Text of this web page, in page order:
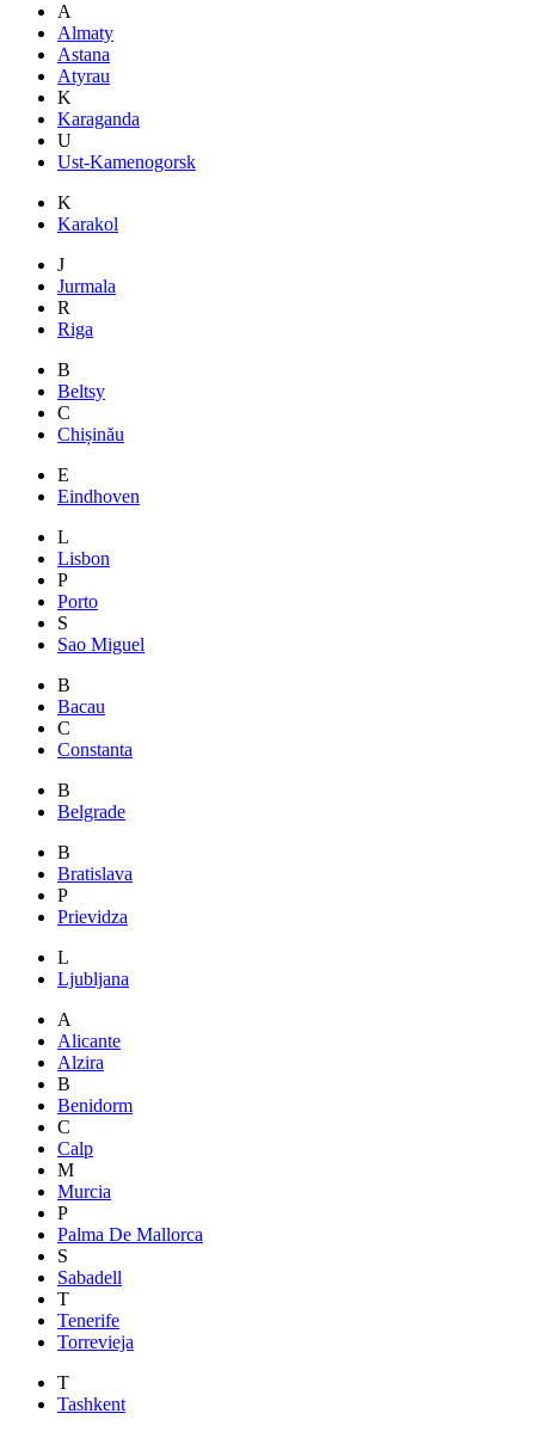
A
Almaty
Astana
Atyrau
K
Karaganda
U
Ust-Kamenogorsk
K
Karakol
J
Jurmala
R
Riga
B
Beltsy
C
Chișinău
E
Eindhoven
L
Lisbon
P
Porto
S
Sao Miguel
B
Bacau
C
Constanta
B
Belgrade
B
Bratislava
P
Prievidza
L
Ljubljana
A
Alicante
Alzira
B
Benidorm
C
Calp
M
Murcia
P
Palma De Mallorca
S
Sabadell
T
Tenerife
Torrevieja
T
Tashkent